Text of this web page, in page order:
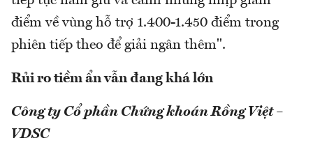
điểm về vùng hỗ trợ 1.400-1.450 điểm trong
phiên tiếp theo để giải ngân thêm".
Rủi ro tiềm ẩn vẫn đang khá lớn
Công ty Cổ phần Chứng khoán Rồng Việt –
VDSC